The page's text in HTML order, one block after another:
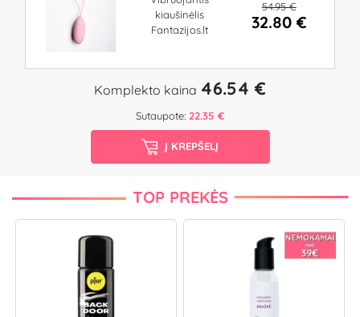
kiaušinėlis
Fantazijos.lt
54.95 €
32.80 €
Komplekto kaina 46.54 €
Sutaupote: 22.35 €
Į KREPŠELĮ
TOP PREKĖS